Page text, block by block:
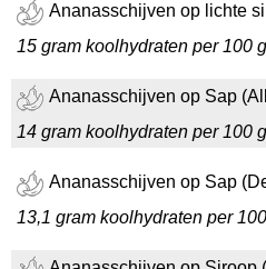
Ananasschijven op lichte
15 gram koolhydraten per 100
Ananasschijven op Sap
14 gram koolhydraten per 100
Ananasschijven op Sap
13,1 gram koolhydraten per